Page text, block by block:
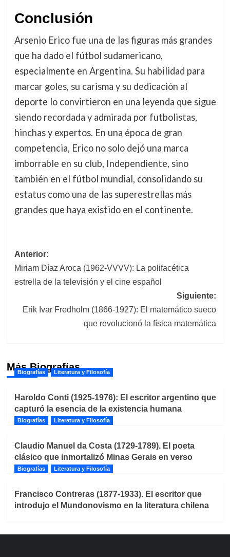
Conclusión
Arsenio Erico fue una de las figuras más grandes
que ha dado el fútbol sudamericano,
especialmente en Argentina. Su habilidad para
marcar goles, su carisma y su dedicación al
deporte lo convirtieron en una leyenda que sigue
siendo recordada y admirada por futbolistas,
hinchas y expertos. En una época de gran
competencia, Erico no solo dejó una marca
imborrable en su club, Independiente, sino
también en el fútbol mundial, consolidando su
estatus como una de las superestrellas más
grandes que haya existido en el continente.
Navegación
de
Anterior:
Miriam Díaz Aroca (1962-VVVV): La polifacética
estrella de la televisión y el cine español
Siguiente:
Erik Ivar Fredholm (1866-1927): El matemático sueco
que revolucionó la física matemática
Más Biografías
Biografías Literatura y Filosofía
Haroldo Conti (1925-1976): El escritor argentino que
capturó la esencia de la existencia humana
Biografías Literatura y Filosofía
Claudio Manuel da Costa (1729-1789). El poeta
clásico que inmortalizó Minas Gerais en verso
Biografías Literatura y Filosofía
Francisco Contreras (1877-1933). El escritor que
introdujo el Mundonovismo en la literatura chilena